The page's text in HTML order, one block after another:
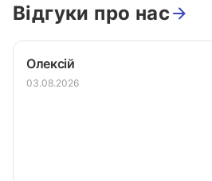
Відгуки про нас
Олексій
03.08.2026